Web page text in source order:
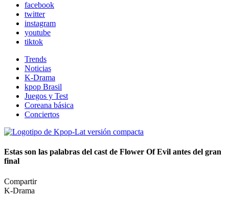
facebook
twitter
instagram
youtube
tiktok
Trends
Noticias
K-Drama
kpop Brasil
Juegos y Test
Coreana básica
Conciertos
Estas son las palabras del cast de Flower Of Evil antes del gran
final
Compartir
K-Drama